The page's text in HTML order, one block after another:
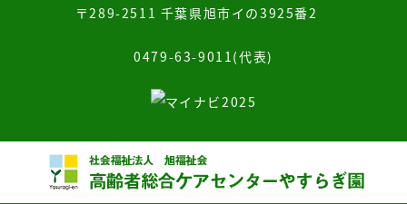
〒289-2511 千葉県旭市イの3925番2
0479-63-9011(代表)